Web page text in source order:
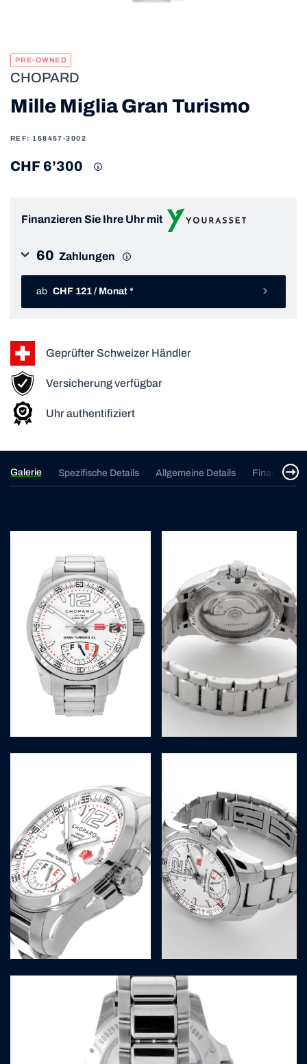
CHOPARD
PRE-OWNED
Mille Miglia Gran Turismo
REF: 158457-3002
CHF 6’300
Finanzieren Sie Ihre Uhr mit
60 Zahlungen
ab CHF 121 / Monat *
Geprüfter Schweizer Händler
Versicherung verfügbar
Uhr authentifiziert
Galerie Spezifische Details Allgemeine Details